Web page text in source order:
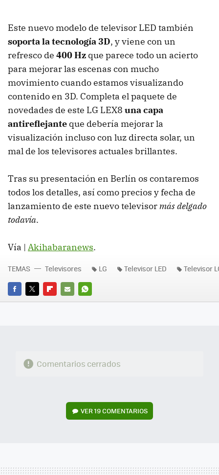
Este nuevo modelo de televisor LED también
soporta la tecnología 3D, y viene con un
refresco de 400 Hz que parece todo un acierto
para mejorar las escenas con mucho
movimiento cuando estamos visualizando
contenido en 3D. Completa el paquete de
novedades de este LG LEX8 una capa
antireflejante que debería mejorar la
visualización incluso con luz directa solar, un
mal de los televisores actuales brillantes.
Tras su presentación en Berlín os contaremos
todos los detalles, así como precios y fecha de
lanzamiento de este nuevo televisormás delgado
todavía.
Vía | Akihabaranews.
FACEBOOK
TWITTERFLIPBOARD
E-
WHATSAPP
TEMAS Televisores LG Televisor LED Televisor
Comentarios cerrados
VER19 COMENTARIOS